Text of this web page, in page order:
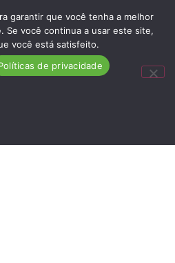
garantir que você tenha a melhor
Se você continua a usar este site,
você está satisfeito.
de privacidade